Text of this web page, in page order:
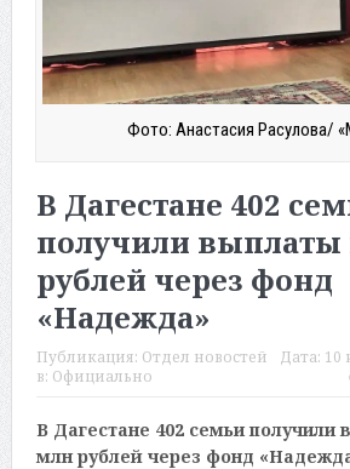
Фото: Анастасия Расулова/
В Дагестане 402
получили выплаты
рублей через фонд
«Надежда»
Публикация: Отдел новостей Дата: 10
в: Официально
В Дагестане 402 семьи получили
млн рублей через фонд